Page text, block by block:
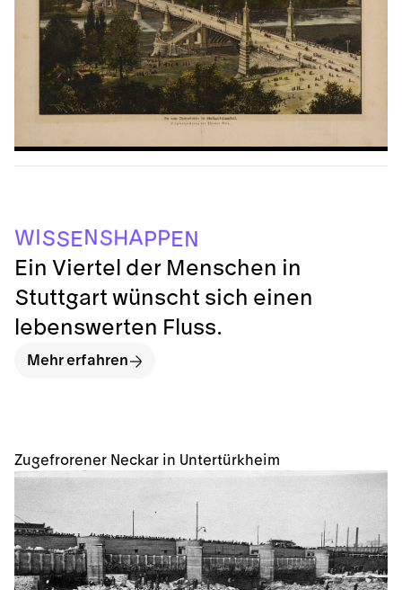
Zugefrorener Neckar in Untertürkheim
WISSENSHAPPEN
Ein Viertel der Menschen in
Stuttgart wünscht sich einen
lebenswerten Fluss.
Mehr erfahren